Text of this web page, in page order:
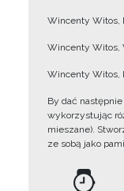
Wincenty Witos,
Wincenty Witos,
Wincenty Witos,
By dać
wykorzystując
mieszane).
ze sobą jako